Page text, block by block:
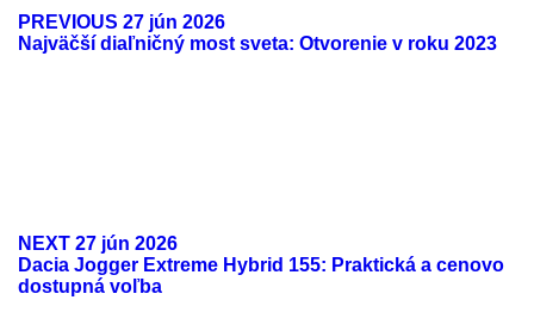
PREVIOUS 27 jún 2026
Najväčší diaľničný most sveta: Otvorenie v roku 2023
NEXT 27 jún 2026
Dacia Jogger Extreme Hybrid 155: Praktická a cenovo
dostupná voľba